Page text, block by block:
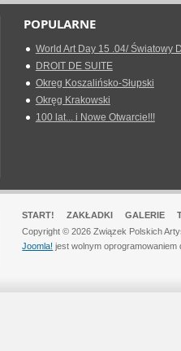
POPULARNE
World Art Day 15 .04/ Światowy
DROIT DE SUITE
Okreg Koszalińsko-Słupski
Okręg Krakowski
100 lat... i Nowe Otwarcie!!!
START! ZAKŁADKI GALERIE
Copyright © 2026 Związek Polskich
Joomla! jest wolnym